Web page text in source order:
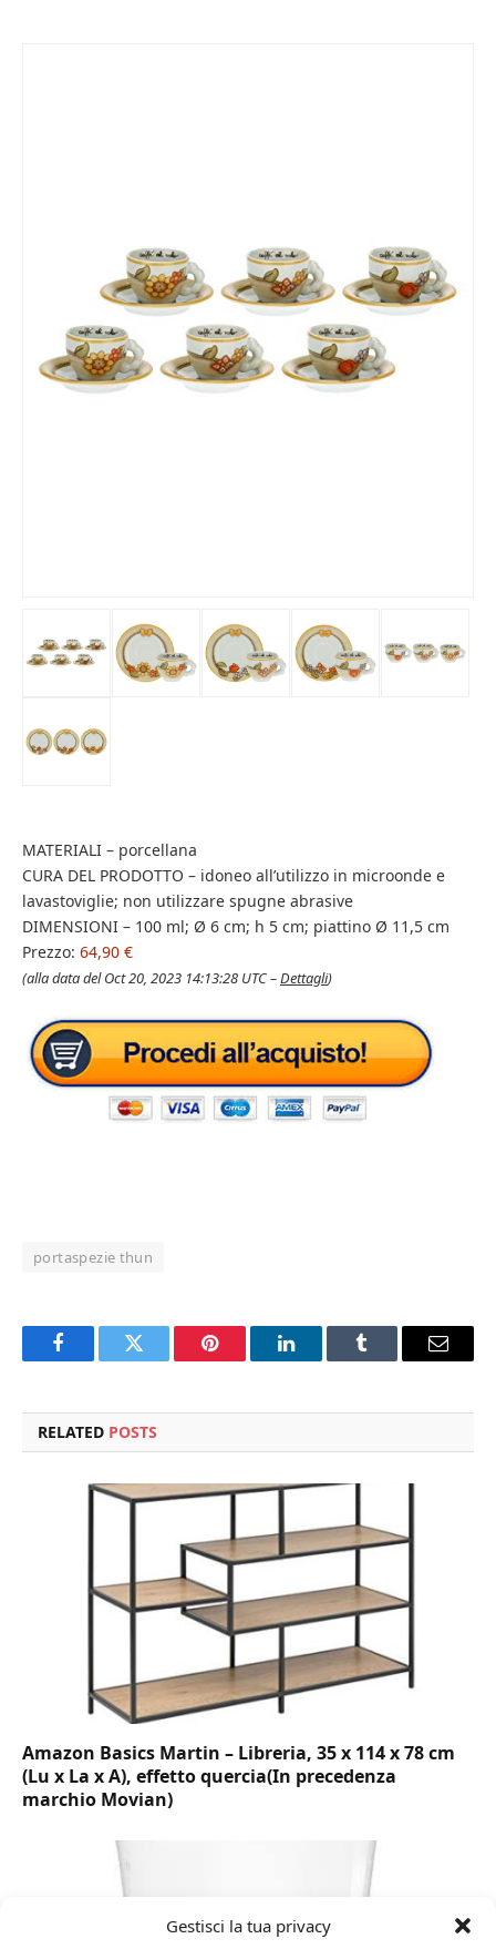
Gestisci la tua privacy
MATERIALI – porcellana
CURA DEL PRODOTTO – idoneo all’utilizzo in microonde e
lavastoviglie; non utilizzare spugne abrasive
DIMENSIONI – 100 ml; Ø 6 cm; h 5 cm; piattino Ø 11,5 cm
Prezzo: 64,90 €
(alla data del Oct 20, 2023 14:13:28 UTC –Dettagli)
portaspezie thun
FacebookTwitter Pinterest LinkedInTumblr Email
RELATED POSTS
Amazon Basics Martin – Libreria, 35 x 114 x 78 cm
(Lu x La x A), effetto quercia(In precedenza
marchio Movian)